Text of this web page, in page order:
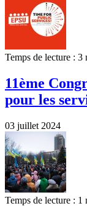
Temps de lecture : 3
11ème
pour les
03 juillet 2024
Temps de lecture : 1